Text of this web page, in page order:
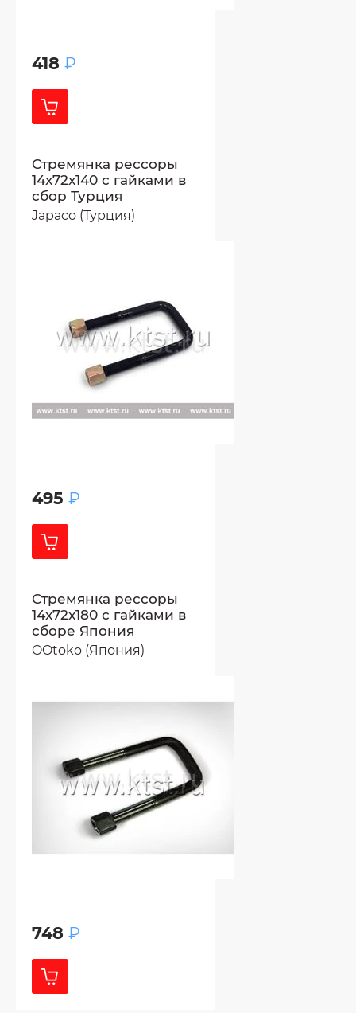
418 ₽
Стремянка рессоры
14x72x140 с гайками в
сбор Турция
Japaco (Турция)
495 ₽
Стремянка рессоры
14x72x180 с гайками в
сборе Япония
OOtoko (Япония)
748 ₽